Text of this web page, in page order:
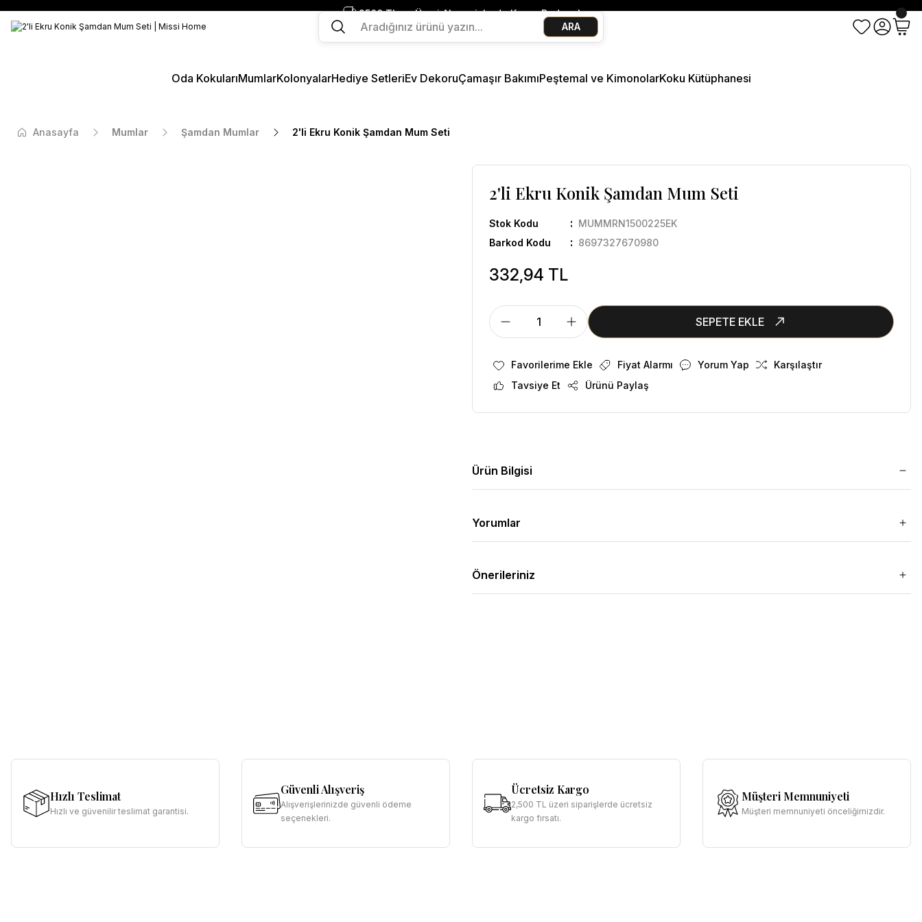
2500 TL ve Üzeri Alışverişlerde Kargo Bedava!
Ege Esintisi 2 Al 1 Öde
Missi Kokularda 3 Al 2 Öde
ARA
Oda KokularıMumlarKolonyalarHediye SetleriEv DekoruÇamaşır BakımıPeştemal ve KimonolarKoku Kütüphanesi
Anasayfa Mumlar Şamdan Mumlar 2'li Ekru Konik Şamdan Mum Seti
2'li Ekru Konik Şamdan Mum Seti
Stok Kodu
MUMMRN1500225EK
Barkod Kodu
8697327670980
332,94 TL
SEPETE EKLE
Fiyat Alarmı Yorum Yap
Karşılaştır
Tavsiye Et
Ürünü Paylaş
Ürün Bilgisi
Yorumlar
Önerileriniz
Hızlı Teslimat
Hızlı ve güvenilir teslimat garantisi.
Güvenli Alışveriş
Alışverişlerinizde güvenli ödeme
seçenekleri.
Ücretsiz Kargo
2,500 TL üzeri siparişlerde ücretsiz
kargo fırsatı.
Müşteri Memnuniyeti
Müşteri memnuniyeti önceliğimizdir.